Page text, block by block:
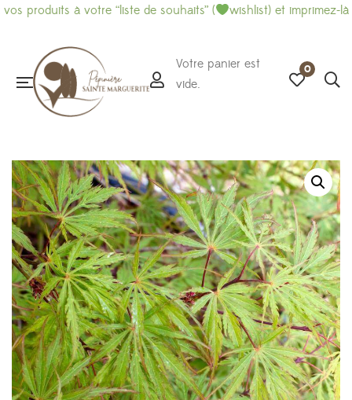
à votre “liste de souhaits” ( wishlist) et imprimez-là
Votre panier est
vide.
0